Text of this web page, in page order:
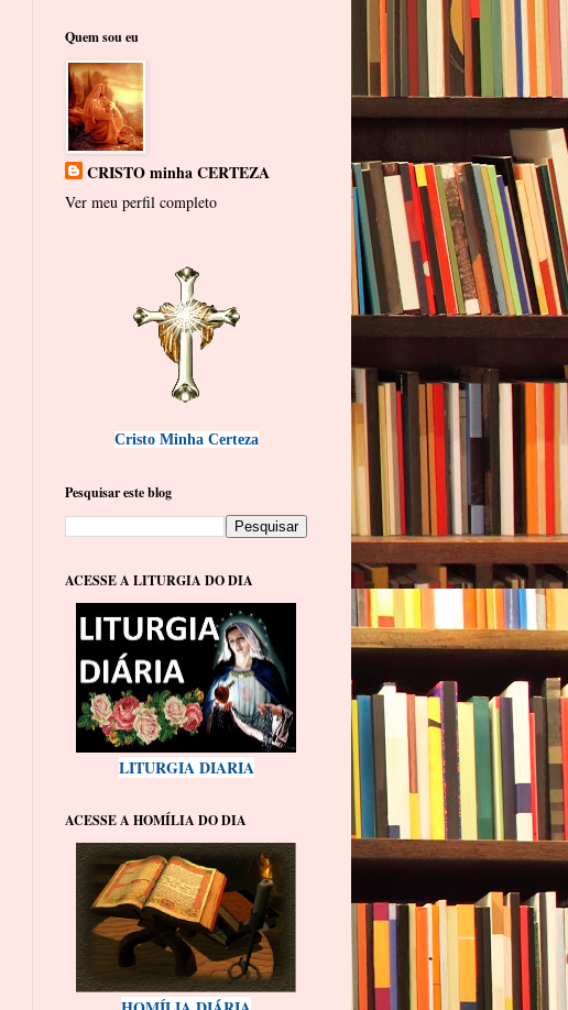
Quem sou eu
CRISTO minha CERTEZA
Ver meu perfil completo
Cristo Minha Certeza
Pesquisar este blog
ACESSE A LITURGIA DO DIA
LITURGIA DIARIA
ACESSE A HOMÍLIA DO DIA